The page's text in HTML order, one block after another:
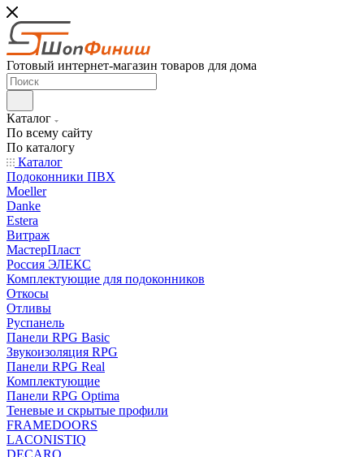
Готовый интернет-магазин товаров для дома
Каталог
По всему сайту
По каталогу
Каталог
Подоконники ПВХ
Moeller
Danke
Estera
Витраж
МастерПласт
Россия ЭЛЕКС
Комплектующие для подоконников
Откосы
Отливы
Руспанель
Панели RPG Basic
Звукоизоляция RPG
Панели RPG Real
Комплектующие
Панели RPG Optima
Теневые и скрытые профили
FRAMEDOORS
LACONISTIQ
DECARO